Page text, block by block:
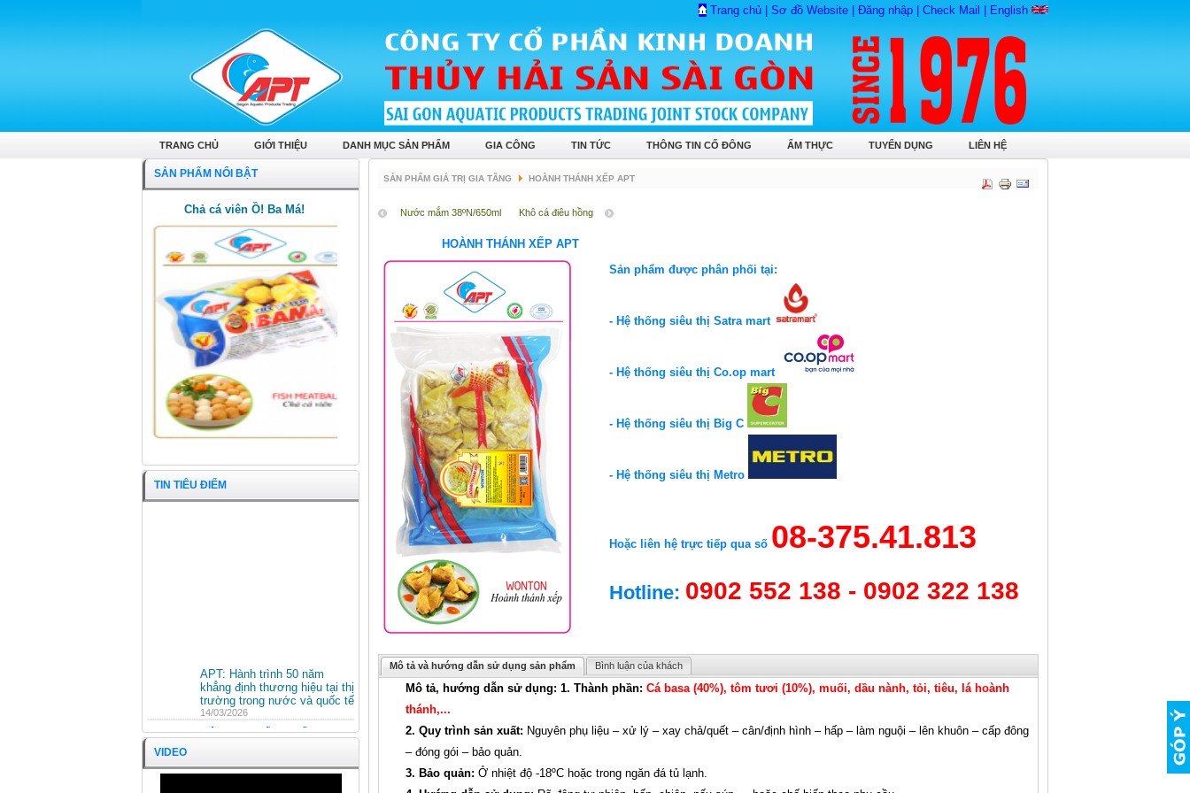
Trang chủ Sơ đồ Website Đăng nhập Check Mail English
TRANG CHỦ GIỚI THIỆU DANH MỤC SẢN PHẨM GIA CÔNG TIN TỨC THÔNG TIN CỔ ĐÔNG ẨM THỰC TUYỂN DỤNG LIÊN HỆ
SẢN PHẨM GIÁ TRỊ GIA TĂNG HOÀNH THÁNH XẾP APT
Nước mắm 38ºN/650ml Khô cá điêu hồng
HOÀNH THÁNH XẾP APT
Sản phẩm được phân phối tại:
- Hệ thống siêu thị Satra mart
- Hệ thống siêu thị Co.op mart
- Hệ thống siêu thị Big C
- Hệ thống siêu thị Metro
Hoặc liên hệ trực tiếp qua số 08-375.41.813
Hotline: 0902 552 138 - 0902 322 138
Mô tả và hướng dẫn sử dụng sản phẩm Bình luận của khách
Mô tả, hướng dẫn sử dụng: 1. Thành phần: Cá basa (40%), tôm tươi (10%), muối, dầu nành, tỏi, tiêu, lá hoành
thánh,...
2. Quy trình sản xuất: Nguyên phụ liệu – xử lý – xay chả/quết – cân/định hình – hấp – làm nguội – lên khuôn – cấp đông
– đóng gói – bảo quản.
3. Bảo quản: Ở nhiệt độ -18ºC hoặc trong ngăn đá tủ lạnh.
SẢN PHẨM NỔI BẬT
Chả cá viên Ồ! Ba Má!
TIN TIÊU ĐIỂM
APT: Hành trình 50 năm
khẳng định thương hiệu tại thị
trường trong nước và quốc tế
14/03/2026
HỘI NGHỊ TỔNG KẾT HOẠT
ĐỘNG NĂM 2026 CÔNG TY
VIDEO